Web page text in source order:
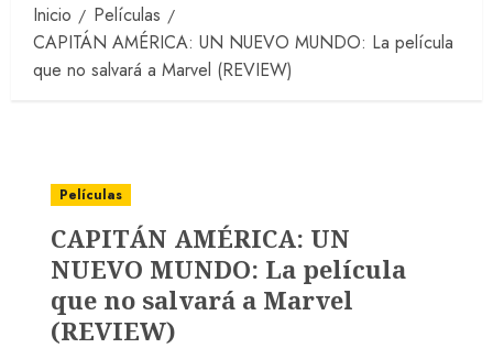
Inicio
Películas
CAPITÁN AMÉRICA: UN NUEVO MUNDO: La película
que no salvará a Marvel (REVIEW)
Películas
CAPITÁN AMÉRICA: UN
NUEVO MUNDO: La película
que no salvará a Marvel
(REVIEW)